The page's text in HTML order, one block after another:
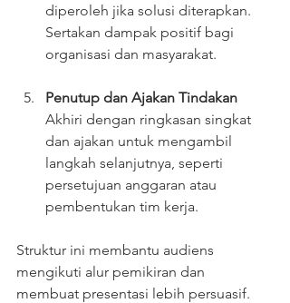
diperoleh jika solusi diterapkan.
Sertakan dampak positif bagi
organisasi dan masyarakat.
Penutup dan Ajakan Tindakan
Akhiri dengan ringkasan singkat
dan ajakan untuk mengambil
langkah selanjutnya, seperti
persetujuan anggaran atau
pembentukan tim kerja.
Struktur ini membantu audiens
mengikuti alur pemikiran dan
membuat presentasi lebih persuasif.